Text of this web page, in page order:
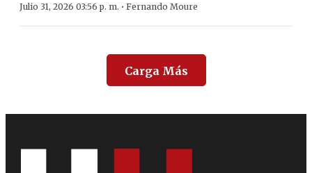
Julio 31, 2026 03:56 p. m. · Fernando Moure
Carga Más